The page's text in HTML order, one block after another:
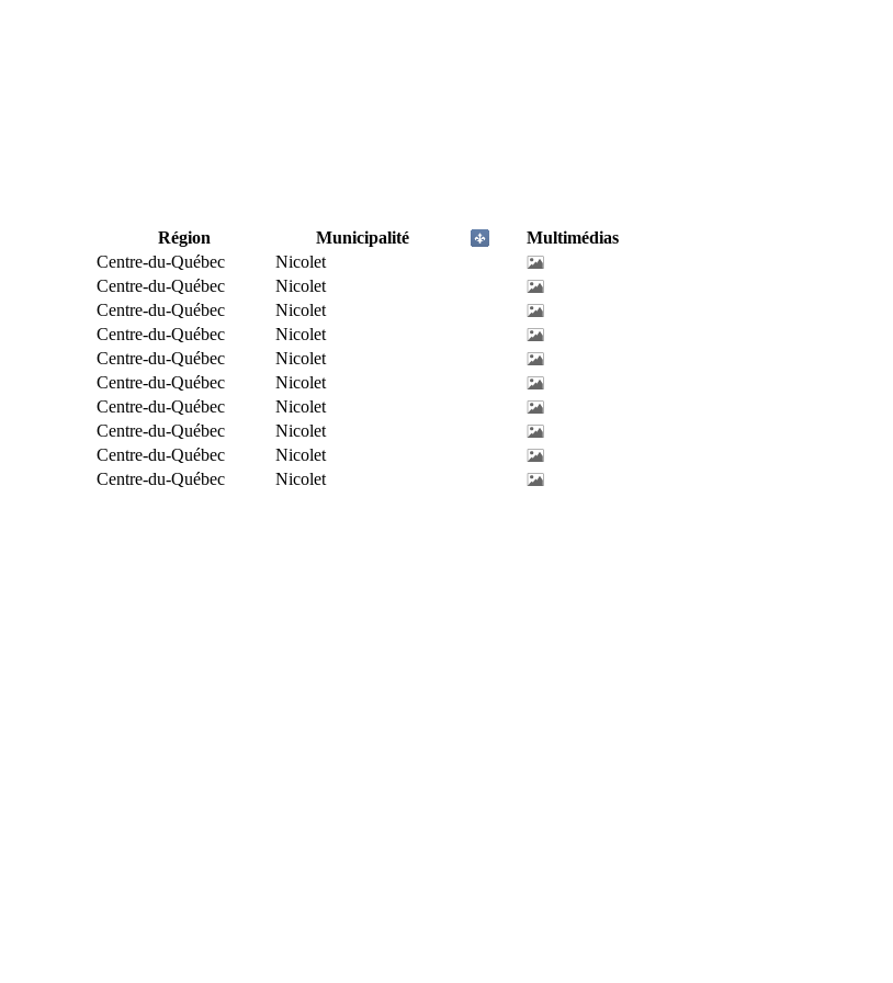
Région Municipalité
Multimédias
Centre-du-Québec
Nicolet
Centre-du-Québec
Nicolet
Centre-du-Québec
Nicolet
Centre-du-Québec
Nicolet
Centre-du-Québec
Nicolet
Centre-du-Québec
Nicolet
Centre-du-Québec
Nicolet
Centre-du-Québec
Nicolet
Centre-du-Québec
Nicolet
Centre-du-Québec Nicolet